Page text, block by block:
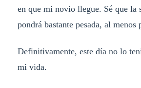
en que mi novio llegue. Sé que la
pondrá bastante pesada, al menos
Definitivamente, este día no lo
mi vida.